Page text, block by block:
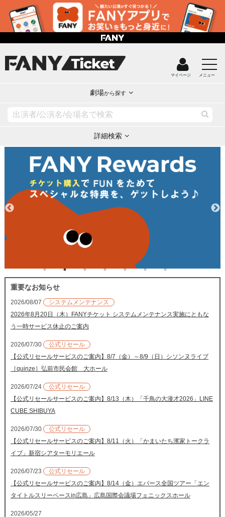
マイページ メニュー
劇場から探す
詳細検索
重要なお知らせ
2026/08/07
システムメンテナンス
2026年8月20日（木）FANYチケット システムメンテナンス実施にともな
う一時サービス休止のご案内
2026/07/30
公式リセール
【公式リセールサービスのご案内】8/7（金）～8/9（日）シソンヌライブ
［quinze］弘前市民会館 大ホール
2026/07/24
公式リセール
【公式リセールサービスのご案内】8/13（木）「千鳥の大漫才2026」LINE
CUBE SHIBUYA
2026/07/30
公式リセール
【公式リセールサービスのご案内】8/11（火）「かまいたち濱家トークラ
イブ」新宿シアターモリエール
2026/07/23
公式リセール
【公式リセールサービスのご案内】8/14（金）エバース全国ツアー「エン
タイトルスリーベースin広島」広島国際会議場フェニックスホール
2026/05/27